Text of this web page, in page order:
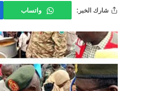
شارك الخبر: واتساب